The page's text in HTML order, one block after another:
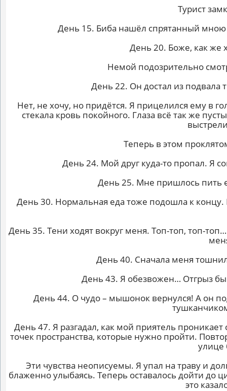
Турист
День 15. Биба нашёл спрятанный мною
День 20. Боже, как же
Немой подозрительно
День 22. Он достал из подвала
Нет, не хочу, но придётся. Я прицелился ему в
стекала кровь покойного. Глаза всё так же
Теперь в этом
День 24. Мой друг куда-то пропал. Я
День 25. Мне пришлось пить
День 30. Нормальная еда тоже подошла к
День 35. Тени ходят вокруг меня. Топ-топ, топ-
День 40. Сначала меня
День 43. Я обезвожен… Отгрыз бы
День 44. О чудо – мышонок вернулся! А он
День 47. Я разгадал, как мой приятель
точек пространства, которые нужно пройти.
улице
Эти чувства неописуемы. Я упал на траву и
блаженно улыбаясь. Теперь оставалось дойти до
это